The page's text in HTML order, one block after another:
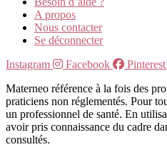
A propos
Nous contacter
Se déconnecter
Instagram
Facebook Pinterest
Materneo référence à la fois des
praticiens non réglementés. Pour
un professionnel de santé. En
avoir pris connaissance du cadre
consultés.